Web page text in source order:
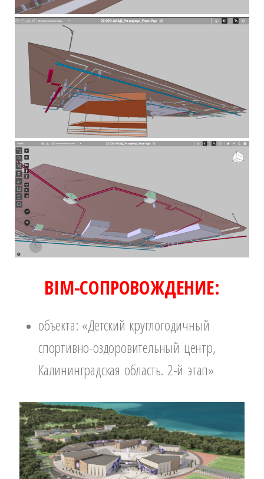
BIM-СОПРОВОЖДЕНИЕ:
объекта: «Детский круглогодичный
спортивно-оздоровительный центр,
Калининградская область. 2-й этап»